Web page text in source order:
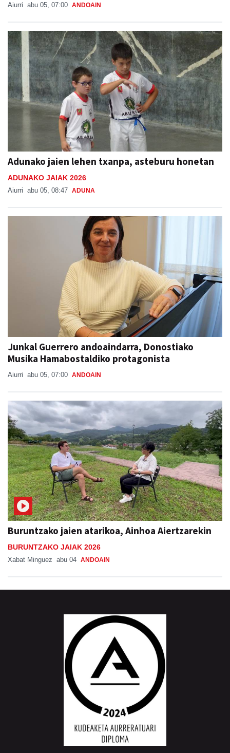
Aiurri abu 05, 07:00 ANDOAIN
Adunako jaien lehen txanpa, asteburu honetan
ADUNAKO JAIAK 2026
Aiurri abu 05, 08:47 ADUNA
Junkal Guerrero andoaindarra, Donostiako
Musika Hamabostaldiko protagonista
Aiurri abu 05, 07:00 ANDOAIN
Buruntzako jaien atarikoa, Ainhoa Aiertzarekin
BURUNTZAKO JAIAK 2026
Xabat Minguez abu 04 ANDOAIN